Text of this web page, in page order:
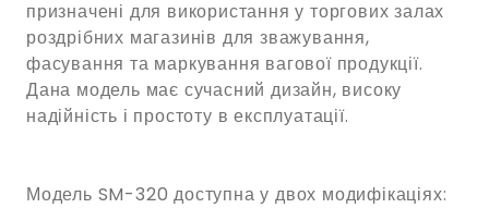
призначені для використання у торгових залах
роздрібних магазинів для зважування,
фасування та маркування вагової продукції.
Дана модель має сучасний дизайн, високу
надійність і простоту в експлуатації.
Модель SM-320 доступна у двох модифікаціях: